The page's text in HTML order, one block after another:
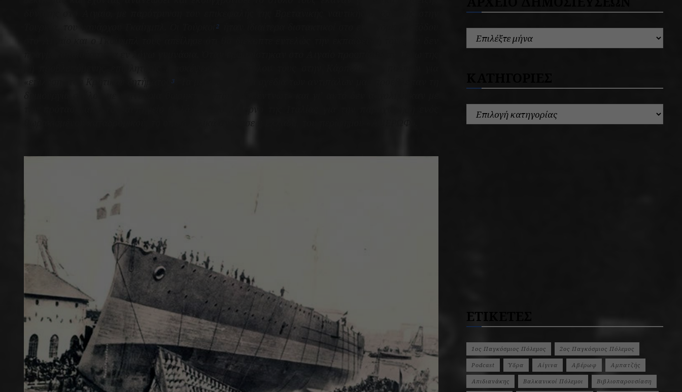
2
«επίλυση» του Κρητικού ζητήματος
3
θωρακισμένου καταδρομικού, το οποίο τελικά αγόρασε η Ελλάδα, του περίφημου «ΑΒΕΡΩΦ».
ΕΤΙΚΕΤΕΣ
1ος Παγκόσμιος Πόλεμος 2ος Παγκόσμιος Πόλεμος
Podcast Ύδρα Αίγινα Αβέρωφ Αμπατζής
Απιδιανάκης Βαλκανικοί Πόλεμοι Βιβλιοπαρουσίαση